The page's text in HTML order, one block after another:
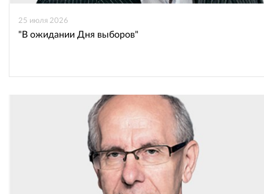
25 июля 2026
"В ожидании Дня выборов"